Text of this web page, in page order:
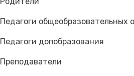
Педагоги общеобразовательных
Педагоги допобразования
Преподаватели